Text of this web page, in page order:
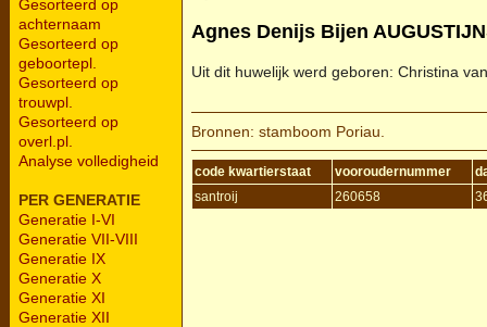
Gesorteerd op
achternaam
Gesorteerd op
geboortepl.
Gesorteerd op
trouwpl.
Gesorteerd op
overl.pl.
Analyse volledigheid
PER GENERATIE
Generatie I-VI
Generatie VII-VIII
Generatie IX
Generatie X
Generatie XI
Generatie XII
Agnes Denijs Bijen
Uit dit huwelijk werd geboren: Christina
Bronnen: stamboom Poriau.
code kwartierstaat vooroudernummer
santroij
260658